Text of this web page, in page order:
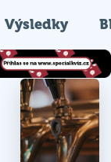
Výsledky